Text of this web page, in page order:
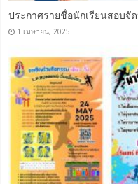
ประกาศรายชื่อนักเรียนสอบจั
1 เมษายน, 2025